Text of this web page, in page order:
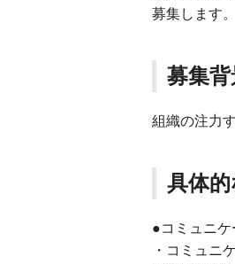
募集します。
募集背
組織の注力
具体
●コミュニケ
・コミュニ